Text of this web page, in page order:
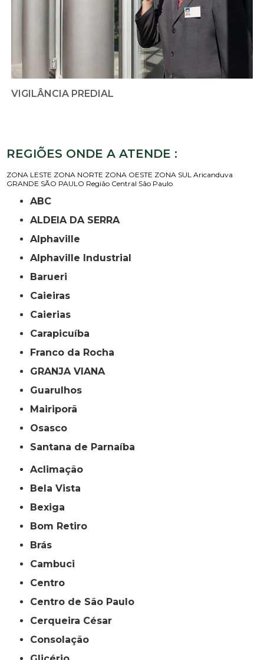
VIGILÂNCIA PREDIAL
REGIÕES ONDE A ATENDE :
ZONA LESTE ZONA NORTE ZONA OESTE ZONA SUL Aricanduva
GRANDE SÃO PAULO Região Central São Paulo
ABC
ALDEIA DA SERRA
Alphaville
Alphaville Industrial
Barueri
Caieiras
Caierias
Carapicuíba
Franco da Rocha
GRANJA VIANA
Guarulhos
Mairiporã
Osasco
Santana de Parnaíba
Aclimação
Bela Vista
Bexiga
Bom Retiro
Brás
Cambuci
Centro
Centro de São Paulo
Cerqueira César
Consolação